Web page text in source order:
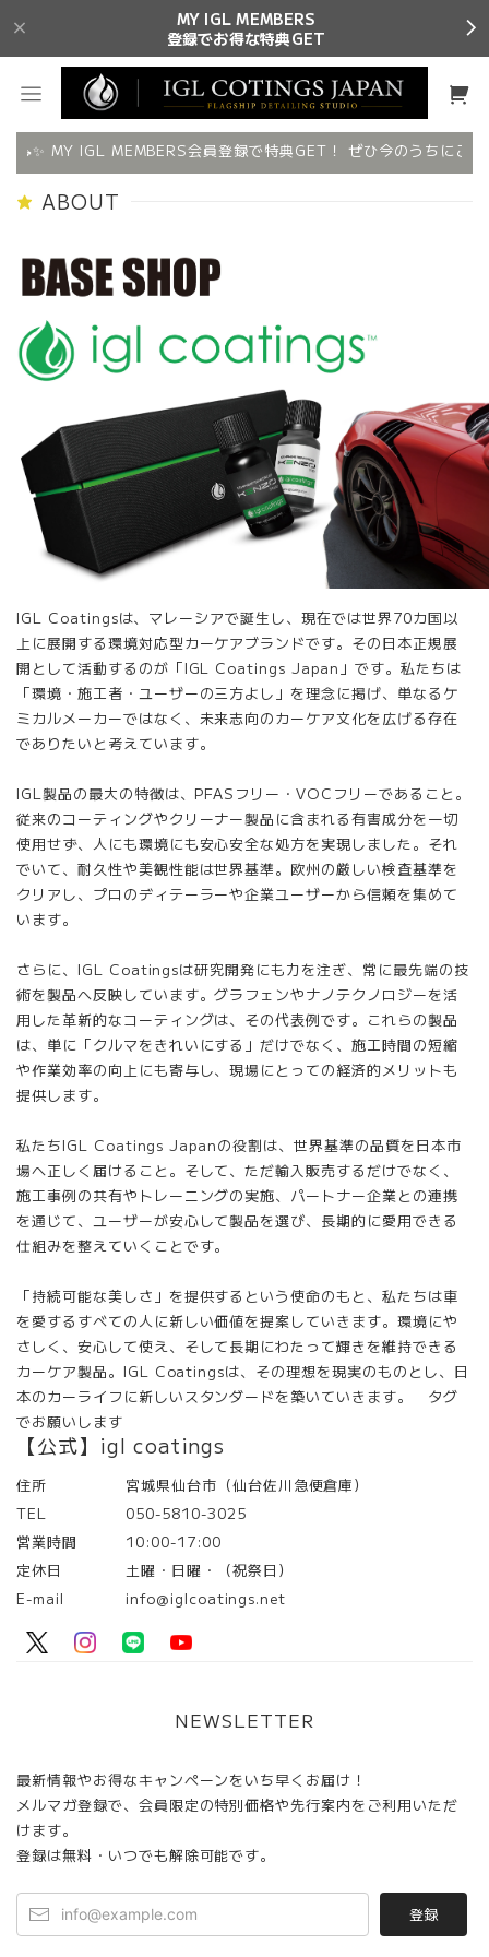
MY IGL MEMBERS
登録でお得な特典GET
🚗✨ MY IGL MEMBERS会員登録で特典GET！ ぜひ今のうちにご登録
ABOUT
IGL Coatingsは、マレーシアで誕生し、現在では世界70カ国以
上に展開する環境対応型カーケアブランドです。その日本正規展
開として活動するのが「IGL Coatings Japan」です。私たちは
「環境・施工者・ユーザーの三方よし」を理念に掲げ、単なるケ
ミカルメーカーではなく、未来志向のカーケア文化を広げる存在
でありたいと考えています。
IGL製品の最大の特徴は、PFASフリー・VOCフリーであること。
従来のコーティングやクリーナー製品に含まれる有害成分を一切
使用せず、人にも環境にも安心安全な処方を実現しました。それ
でいて、耐久性や美観性能は世界基準。欧州の厳しい検査基準を
クリアし、プロのディテーラーや企業ユーザーから信頼を集めて
います。
さらに、IGL Coatingsは研究開発にも力を注ぎ、常に最先端の技
術を製品へ反映しています。グラフェンやナノテクノロジーを活
用した革新的なコーティングは、その代表例です。これらの製品
は、単に「クルマをきれいにする」だけでなく、施工時間の短縮
や作業効率の向上にも寄与し、現場にとっての経済的メリットも
提供します。
私たちIGL Coatings Japanの役割は、世界基準の品質を日本市
場へ正しく届けること。そして、ただ輸入販売するだけでなく、
施工事例の共有やトレーニングの実施、パートナー企業との連携
を通じて、ユーザーが安心して製品を選び、長期的に愛用できる
仕組みを整えていくことです。
「持続可能な美しさ」を提供するという使命のもと、私たちは車
を愛するすべての人に新しい価値を提案していきます。環境にや
さしく、安心して使え、そして長期にわたって輝きを維持できる
カーケア製品。IGL Coatingsは、その理想を現実のものとし、日
本のカーライフに新しいスタンダードを築いていきます。 タグ
でお願いします
【公式】igl coatings
住所
宮城県仙台市（仙台佐川急便倉庫）
TEL
050-5810-3025
営業時間
10:00-17:00
定休日
土曜・日曜・（祝祭日）
E-mail
info@iglcoatings.net
NEWSLETTER
最新情報やお得なキャンペーンをいち早くお届け！
メルマガ登録で、会員限定の特別価格や先行案内をご利用いただ
けます。
登録は無料・いつでも解除可能です。
登録